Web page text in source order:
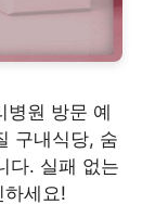
원 방문 예
구내식당, 숨
다. 실패 없는
세요!